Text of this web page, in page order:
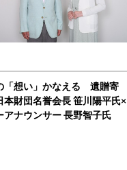
「想い」かなえる 遺贈寄
財団名誉会長 笹川陽平氏×
アナウンサー 長野智子氏